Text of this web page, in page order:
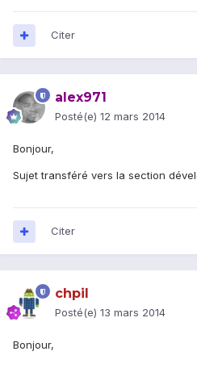
Citer
alex971
Posté(e) 12 mars 2014
Bonjour,
Sujet transféré vers la section
Citer
chpil
Posté(e) 13 mars 2014
Bonjour,